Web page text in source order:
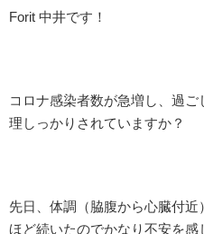
Forit 中井です！
コロナ感染者数が急増し、過
理しっかりされていますか？
先日、体調（脇腹から心臓付
ほど続いたのでかなり不安を